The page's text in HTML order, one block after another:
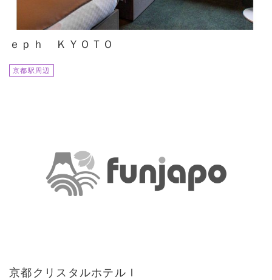
ｅｐｈ ＫＹＯＴＯ
京都駅周辺
京都クリスタルホテルＩ